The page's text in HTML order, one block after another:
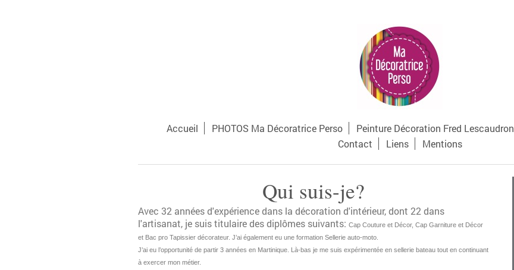
Accueil PHOTOS Ma Décoratrice Perso Peinture Décoration Fred Lescaudron
Contact
Liens Mentions
Qui suis-je?
Avec 32 années d'expérience dans la décoration d'intérieur, dont 22 dans
l'artisanat, je suis titulaire des diplômes suivants: Cap Couture et Décor, Cap Garniture et Décor
et Bac pro Tapissier décorateur. J’ai également eu une formation Sellerie auto-moto.
J’ai eu l’opportunité de partir 3 années en Martinique. Là-bas je me suis expérimentée en sellerie bateau tout en continuant
à exercer mon métier.